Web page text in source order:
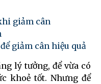
giảm cân
giảm cân hiệu quả
lý tưởng, để vừa có
khoẻ tốt. Nhưng để